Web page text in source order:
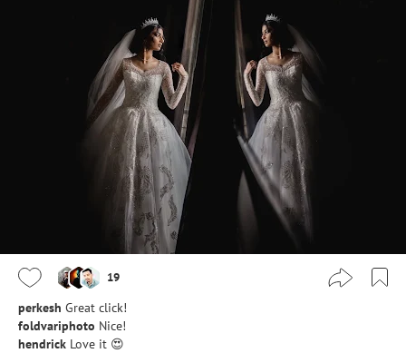
19
perkesh Great click!
foldvariphoto Nice!
hendrick Love it 😍